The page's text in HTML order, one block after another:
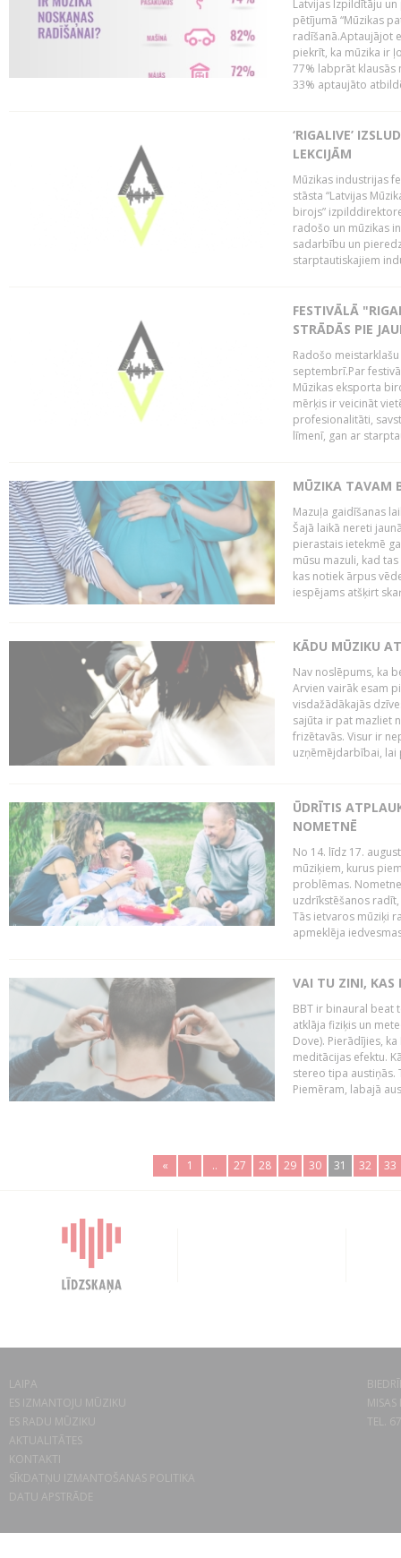
Latvijas Izpildītāju
pētījumā “Mūzikas
radīšanā.Aptaujājot
piekrīt, ka mūzika ir
77% labprāt klausās
33% aptaujāto
‘RIGALIVE’
LEKCIJĀM
Mūzikas industrijas
stāsta “Latvijas
birojs”
radošo un mūzikas
sadarbību un
starptautiskajiem
FESTIVĀLĀ
STRĀDĀS PIE
Radošo
septembrī.Par
Mūzikas eksporta
mērķis ir veicināt
profesionalitāti,
līmenī, gan ar
MŪZIKA TAVAM
Mazuļa gaidīšanas
Šajā laikā nereti
pierastais ietekmē
mūsu mazuli, kad
kas notiek ārpus
iespējams atšķirt
KĀDU MŪZIKU
Nav noslēpums, ka
Arvien vairāk esam
visdažādākajās
sajūta ir pat mazliet
frizētavās. Visur ir
uzņēmējdarbībai, lai
ŪDRĪTIS
NOMETNĒ
No 14. līdz 17.
mūziķiem, kurus
problēmas.
uzdrīkstēšanos
Tās ietvaros mūziķi
apmeklēja
VAI TU ZINI, KAS
BBT ir binaural beat
atklāja fiziķis un
Dove). Pierādījies,
meditācijas efektu.
stereo tipa austiņās.
Piemēram, labajā
« 1 .. 27 28 29 30 31 32 33
LAIPA
ES IZMANTOJU MŪZIKU
ES RADU MŪZIKU
AKTUALITĀTES
KONTAKTI
SĪKDATŅU IZMANTOŠANAS POLITIKA
DATU APSTRĀDE
TEL.